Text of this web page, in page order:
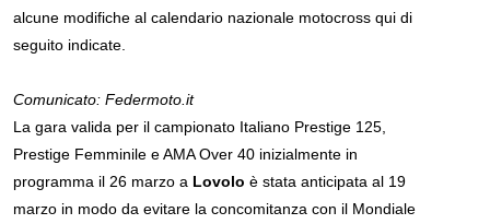
alcune modifiche al calendario nazionale motocross qui di
seguito indicate.
Comunicato: Federmoto.it
La gara valida per il campionato Italiano Prestige 125,
Prestige Femminile e AMA Over 40 inizialmente in
programma il 26 marzo a Lovolo è stata anticipata al 19
marzo in modo da evitare la concomitanza con il Mondiale